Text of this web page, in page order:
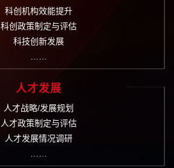
科创机构效能提升
科创政策制定与评估
科技创新发展
……
人才发展
人才战略/发展规划
人才政策制定与评估
人才发展情况调研
……